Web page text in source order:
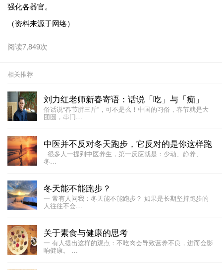
强化各器官。
（资料来源于网络）
阅读7,849次
相关推荐
刘力红老师新春寄语：话说「吃」与「痴」
俗话说“春节胖三斤”，可不是么！中国的习俗，春节就是大
团圆，串门…
中医并不反对冬天跑步，它反对的是你这样跑
很多人一提到中医养生，第一反应就是：少动、静养、
冬…
冬天能不能跑步？
一 常有人问我：冬天能不能跑步？ 如果是长期坚持跑步的
人往往不会…
关于素食与健康的思考
一 有人提出这样的观点：不吃肉会导致营养不良，进而会影
响健康。 …